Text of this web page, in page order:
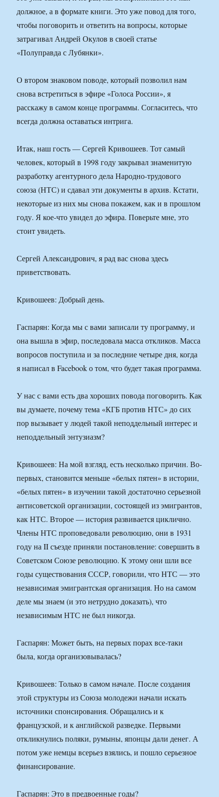
должное, а в формате книги. Это уже повод для того,
чтобы поговорить и ответить на вопросы, которые
затрагивал Андрей Окулов в своей статье
«Полуправда с Лубянки».
О втором знаковом поводе, который позволил нам
снова встретиться в эфире «Голоса России», я
расскажу в самом конце программы. Согласитесь, что
всегда должна оставаться интрига.
Итак, наш гость — Сергей Кривошеев. Тот самый
человек, который в 1998 году закрывал знаменитую
разработку агентурного дела Народно-трудового
союза (НТС) и сдавал эти документы в архив. Кстати,
некоторые из них мы снова покажем, как и в прошлом
году. Я кое-что увидел до эфира. Поверьте мне, это
стоит увидеть.
Сергей Александрович, я рад вас снова здесь
приветствовать.
Кривошеев: Добрый день.
Гаспарян: Когда мы с вами записали ту программу, и
она вышла в эфир, последовала масса откликов. Масса
вопросов поступила и за последние четыре дня, когда
я написал в Facebook о том, что будет такая программа.
У нас с вами есть два хороших повода поговорить. Как
вы думаете, почему тема «КГБ против НТС» до сих
пор вызывает у людей такой неподдельный интерес и
неподдельный энтузиазм?
Кривошеев: На мой взгляд, есть несколько причин. Во-
первых, становится меньше «белых пятен» в истории,
«белых пятен» в изучении такой достаточно серьезной
антисоветской организации, состоящей из эмигрантов,
как НТС. Второе — история развивается циклично.
Члены НТС проповедовали революцию, они в 1931
году на II съезде приняли постановление: совершить в
Советском Союзе революцию. К этому они шли все
годы существования СССР, говорили, что НТС — это
независимая эмигрантская организация. Но на самом
деле мы знаем (и это нетрудно доказать), что
независимым НТС не был никогда.
Гаспарян: Может быть, на первых порах все-таки
была, когда организовывалась?
Кривошеев: Только в самом начале. После создания
этой структуры из Союза молодежи начали искать
источники спонсирования. Обращались и к
французской, и к английской разведке. Первыми
откликнулись поляки, румыны, японцы дали денег. А
потом уже немцы всерьез взялись, и пошло серьезное
финансирование.
Гаспарян: Это в предвоенные годы?